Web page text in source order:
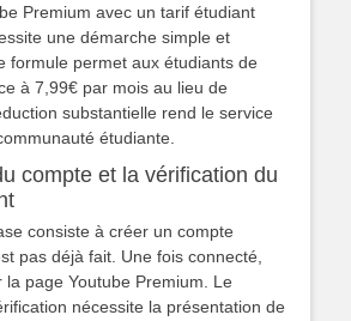
Premium avec un tarif étudiant
une démarche simple et
formule permet aux étudiants de
à 7,99€ par mois au lieu de
substantielle rend le service
étudiante.
compte et la vérification du
consiste à créer un compte
pas déjà fait. Une fois connecté,
la page Youtube Premium. Le
nécessite la présentation de